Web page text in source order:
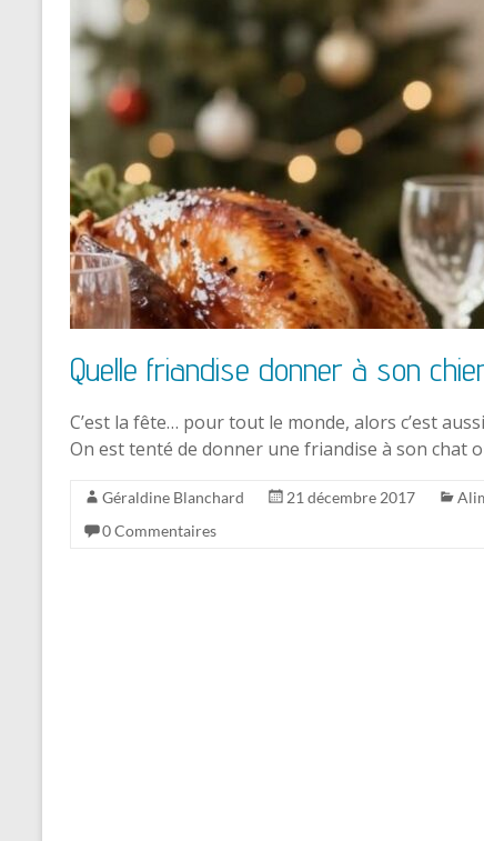
Quelle friandise donner à son
C’est la fête… pour tout le monde, alors c’est
On est tenté de donner une friandise à son chat
Géraldine Blanchard 21 décembre 2017
0 Commentaires